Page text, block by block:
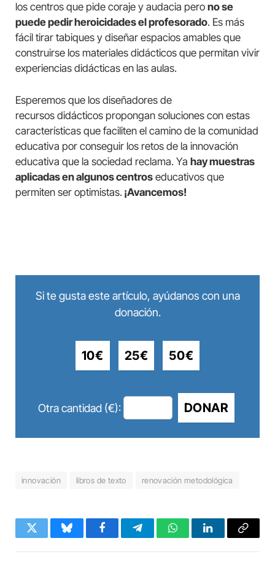
los centros que pide coraje y audacia pero no se
puede pedir heroicidades el profesorado. Es más
fácil tirar tabiques y diseñar espacios amables que
construirse los materiales didácticos que permitan vivir
experiencias didácticas en las aulas.
Esperemos que los diseñadores de
recursos didácticos propongan soluciones con estas
características que faciliten el camino de la comunidad
educativa por conseguir los retos de la innovación
educativa que la sociedad reclama. Ya hay muestras
aplicadas en algunos centros educativos que
permiten ser optimistas. ¡Avancemos!
Si te gusta este artículo, ayúdanos con una
donación.
10€ 25€ 50€
Otra cantidad (€): DONAR
innovación libros de texto renovación metodológica
Twitter BlueskyFacebookTelegramWhatsAppLinkedInCopy